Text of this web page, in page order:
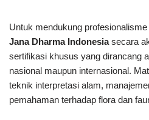
Untuk mendukung
Jana Dharma Indonesiasecara
sertifikasi khusus yang dirancang
nasional maupun internasional.
teknik interpretasi alam,
pemahaman terhadap flora dan